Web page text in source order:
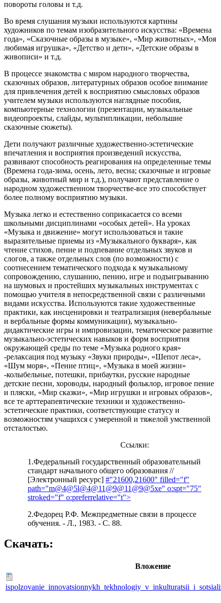
повороты головы и т.д.
Во время слушания музыки используются картины
художников по темам изобразительного искусства: «Времена
года», «Сказочные образы в музыке», «Мир животных», «Моя
любимая игрушка», «Детство и дети», «Детские образы в
живописи» и т.д.
В процессе знакомства с миром народного творчества,
сказочных образов, литературных образов особое внимание
для привлечения детей к восприятию смысловых образов
учителем музыки используются наглядные пособия,
компьютерные технологии (презентации, музыкальные
видеопроекты, слайды, мультипликации, небольшие
сказочные сюжеты).
Дети получают различные художественно-эстетические
впечатления и восприятия произведений искусства,
развивают способность реагирования на определенные темы
(Времена года-зима, осень, лето, весна; сказочные и игровые
образы, животный мир и т.д.), получают представление о
народном художественном творчестве-все это способствует
более полному восприятию музыки.
Музыка легко и естественно соприкасается со всеми
школьными дисциплинами «особых детей». На уроках
«Музыка и движение» могут использоваться и такие
выразительные приемы из «Музыкального букваря», как
чтение стихов, пение и подпевание отдельных звуков и
слогов, а также отдельных слов (по возможности) с
соотнесением тематического подхода к музыкальному
сопровождению, слушанию, пению, игре и подъигрыванию
на шумовых и простейших музыкальных инструментах с
помощью учителя в непосредственной связи с различными
видами искусства. Используются такие художественные
практики, как инсценировки и театрализация (невербальные
и вербальные формы коммуникации), музыкально-
дидактические игры и импровизации, тематическое развитие
музыкально-эстетических навыков и форм восприятия
окружающей среды по теме «Музыка родного края»
-релаксация под музыку «Звуки природы», «Шепот леса»,
«Шум моря», «Пение птиц», «Музыка в моей жизни»
-колыбельные, потешки, прибаутки, русские народные
детские песни, хороводы, народный фольклор, игровое пение
и пляски, «Мир сказки», «Мир игрушки и игровых образов»,
все те арттерапевтические техники и художественно-
эстетические практики, соответствующие статусу и
возможностям учащихся с умеренной и тяжелой умственной
отсталостью.
Ссылки:
1.Федеральный государственный образовательный
стандарт начального общего образования //
[Электронный ресурс] #"21600,21600" filled="f"
path="m@4@5l@4@11@9@11@9@5xe" o:spt="75"
stroked="f" o:preferrelative="t">
2.Федорец Р.Ф. Межпредметные связи в процессе
обучения. - Л., 1983. - С. 88.
Скачать:
Вложение